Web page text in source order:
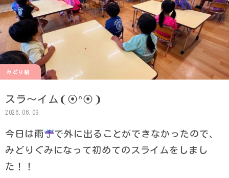
みどり組
スラ～イム❨⦿ᐢ⦿❩
2026.06.09
今日は雨
で外に出ることができなかったので、
みどりぐみになって初めてのスライムをしまし
た！！